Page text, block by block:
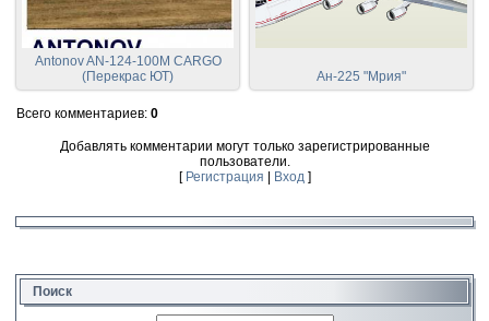
Antonov AN-124-100M CARGO
(Перекрас ЮТ)
Ан-225 "Мрия"
Всего комментариев: 0
Добавлять комментарии могут только зарегистрированные
пользователи.
[ Регистрация Вход]
Поиск